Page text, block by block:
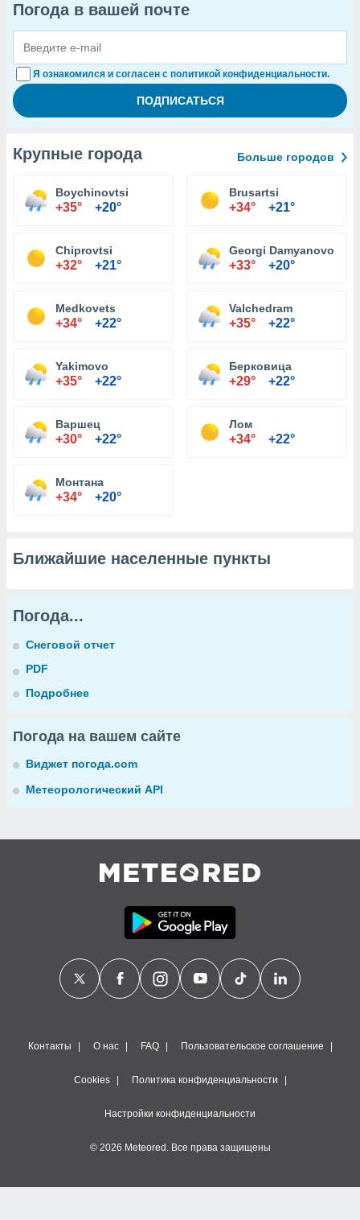
Погода в вашей почте
Я ознакомился и согласен с политикой конфиденциальности.
Крупные города Больше городов
Boychinovtsi
+35° +20°
Brusartsi
+34° +21°
Chiprovtsi
+32° +21°
Georgi Damyanovo
+33° +20°
Medkovets
+34° +22°
Valchedram
+35° +22°
Yakimovo
+35° +22°
Берковица
+29° +22°
Варшец
+30° +22°
Лом
+34° +22°
Монтана
+34° +20°
Ближайшие населенные пункты
Погода...
Снеговой отчет
PDF
Подробнее
Погода на вашем сайте
Виджет погода.com
Метеорологический API
Контакты О нас FAQ Пользовательское соглашение
Cookies Политика конфиденциальности
Настройки конфиденциальности
© 2026 Meteored. Все права защищены